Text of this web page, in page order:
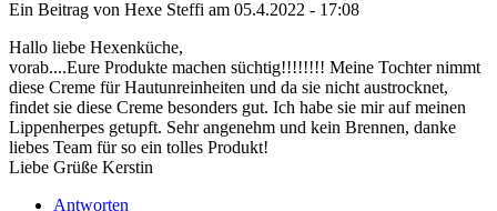
Ein Beitrag von Hexe Steffi am 05.4.2022 - 17:08
Hallo liebe Hexenküche,
vorab....Eure Produkte machen süchtig!!!!!!!! Meine Tochter nimmt
diese Creme für Hautunreinheiten und da sie nicht austrocknet,
findet sie diese Creme besonders gut. Ich habe sie mir auf meinen
Lippenherpes getupft. Sehr angenehm und kein Brennen, danke
liebes Team für so ein tolles Produkt!
Liebe Grüße Kerstin
Antworten